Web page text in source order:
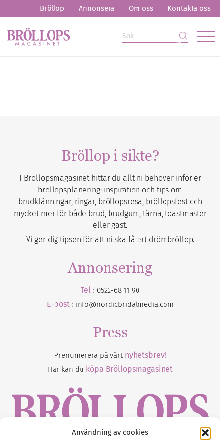
Användning av cookies
Bröllop Annonsera Om oss Kontakta oss
Bröllop i sikte?
I Bröllopsmagasinet hittar du allt ni behöver inför er
bröllopsplanering: inspiration och tips om
brudklänningar, ringar, bröllopsresa, bröllopsfest och
mycket mer för både brud, brudgum, tärna, toastmaster
eller gäst.
Vi ger dig tipsen för att ni ska få ert drömbröllop.
Annonsering
Tel : 0522-68 11 90
E-post : info@nordicbridalmedia.com
Press
Prenumerera på vårt nyhetsbrev!
Här kan du köpa Bröllopsmagasinet